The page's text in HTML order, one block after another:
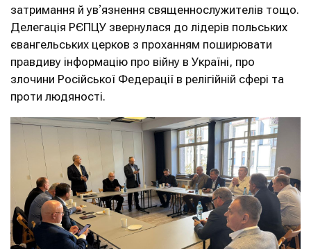
затримання й увʼязнення священнослужителів тощо.
Делегація РЄПЦУ звернулася до лідерів польських
євангельських церков з проханням поширювати
правдиву інформацію про війну в Україні, про
злочини Російської Федерації в релігійній сфері та
проти людяності.